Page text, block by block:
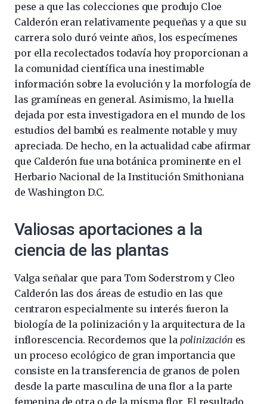
pese a que las colecciones que produjo Cloe
Calderón eran relativamente pequeñas y a que su
carrera solo duró veinte años, los especímenes
por ella recolectados todavía hoy proporcionan a
la comunidad científica una inestimable
información sobre la evolución y la morfología de
las gramíneas en general. Asimismo, la huella
dejada por esta investigadora en el mundo de los
estudios del bambú es realmente notable y muy
apreciada. De hecho, en la actualidad cabe afirmar
que Calderón fue una botánica prominente en el
Herbario Nacional de la Institución Smithoniana
de Washington D.C.
Valiosas aportaciones a la
ciencia de las plantas
Valga señalar que para Tom Soderstrom y Cleo
Calderón las dos áreas de estudio en las que
centraron especialmente su interés fueron la
biología de la polinización y la arquitectura de la
inflorescencia. Recordemos que la polinización es
un proceso ecológico de gran importancia que
consiste en la transferencia de granos de polen
desde la parte masculina de una flor a la parte